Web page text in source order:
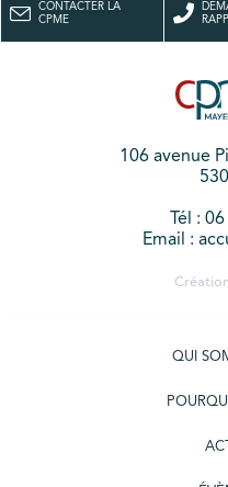
CONTACTER LA
CPME
106 avenue
Tél :
Email :
QUI